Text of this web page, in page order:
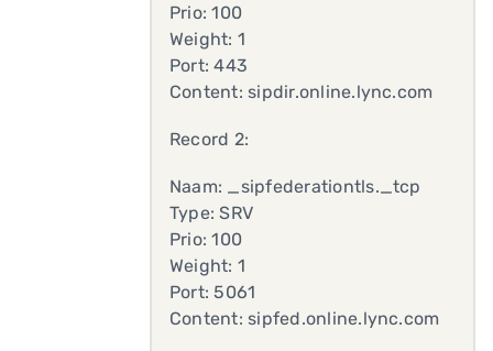
Prio: 100
Weight: 1
Port: 443
Content: sipdir.online.lync.com
Record 2:
Naam: _sipfederationtls._tcp
Type: SRV
Prio: 100
Weight: 1
Port: 5061
Content: sipfed.online.lync.com